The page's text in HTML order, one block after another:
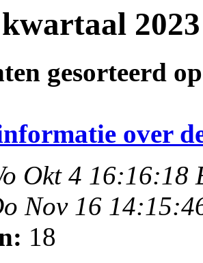
gesorteerd
over
Okt 4 16:16:18
Nov 16
18